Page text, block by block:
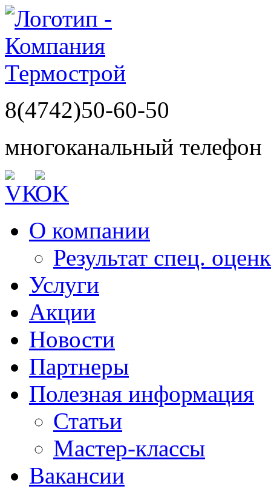
8(4742)50-60-50
многоканальный телефон
О компании
Результат спец.
Услуги
Акции
Новости
Партнеры
Полезная информация
Статьи
Мастер-классы
Вакансии